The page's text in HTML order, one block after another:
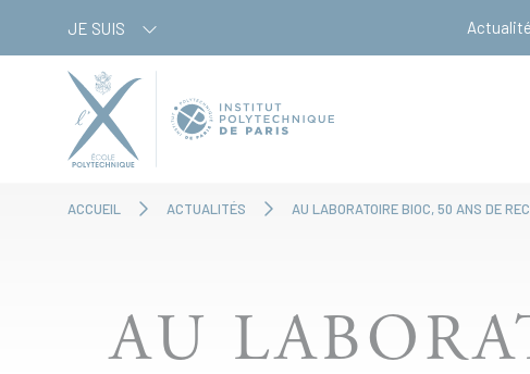
JE SUIS
ACCUEIL ACTUALITÉS AU LABORATOIRE BIOC, 50 ANS DE
AU